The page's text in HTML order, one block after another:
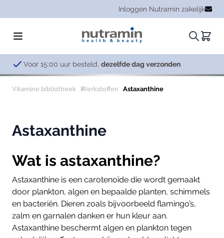
Inloggen Nutramin zakelijk
Zoeken.
Vitamine bibliotheek Werkstoffen Astaxanthine
Astaxanthine
Wat is astaxanthine?
Astaxanthine is een carotenoïde die wordt gemaakt
door plankton, algen en bepaalde planten, schimmels
en bacteriën. Dieren zoals bijvoorbeeld flamingo’s,
zalm en garnalen danken er hun kleur aan.
Astaxanthine beschermt algen en plankton tegen